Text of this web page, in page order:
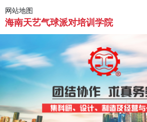
网站地图
海南天艺气球派对培训学院